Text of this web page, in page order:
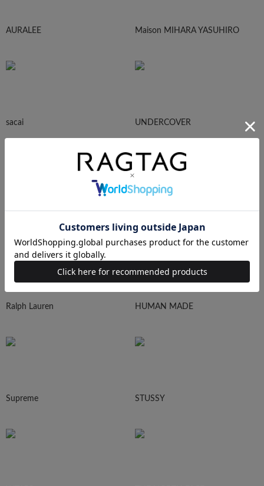
AURALEE Maison MIHARA YASUHIRO
sacai UNDERCOVER
Ralph Lauren HUMAN MADE
Supreme STUSSY